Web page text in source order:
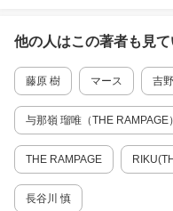
他の人はこの著者も見
藤原 樹 マース 吉
与那嶺 瑠唯（THE RAMPAGE）
THE RAMPAGE
長谷川 慎